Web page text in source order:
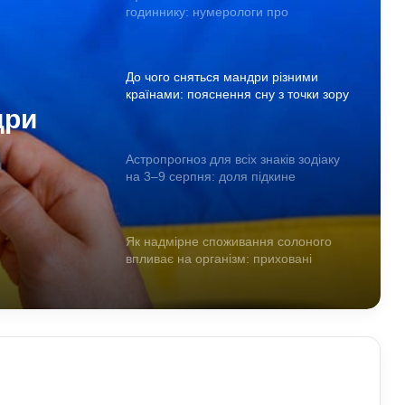
зору
годиннику: нумерологи про
До чого сняться мандри різними
країнами: пояснення сну з точки зору
Астропрогноз для всіх знаків зодіаку
на 3–9 серпня: доля підкине
Як надмірне споживання солоного
впливає на організм: приховані
ризики для здоров’я
пояснення сну з точки зору психології